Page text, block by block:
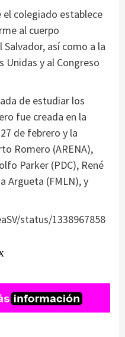
el colegiado establece
al cuerpo
así como a la
Unidas y al Congreso
de estudiar los
fue creada en la
de febrero y la
Romero (ARENA),
Parker (PDC), René
Argueta (FMLN), y
status/1338967858